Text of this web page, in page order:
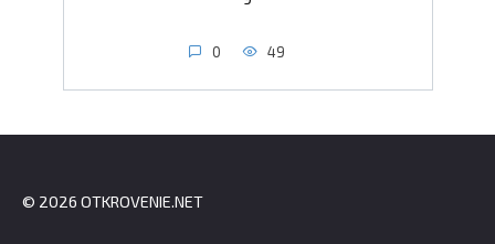
0 49
© 2026 OTKROVENIE.NET